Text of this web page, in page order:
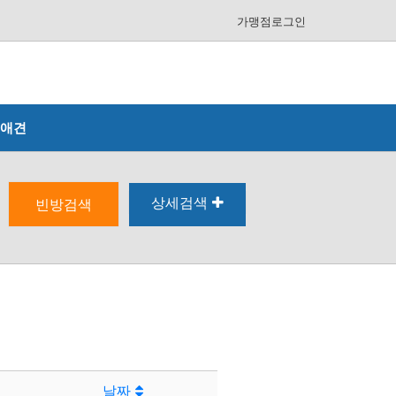
가맹점로그인
애견
빈방검색 상세검색
날짜